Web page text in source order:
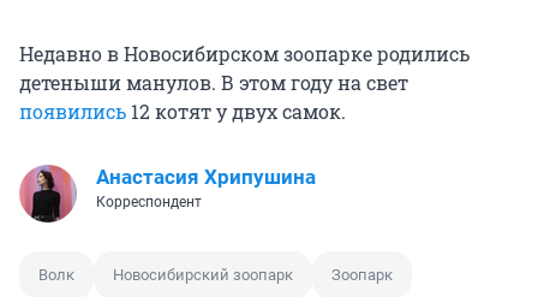
Недавно в Новосибирском зоопарке родились
детеныши манулов. В этом году на свет
появились 12 котят у двух самок.
Анастасия Хрипушина
Корреспондент
Волк Новосибирский зоопарк Зоопарк